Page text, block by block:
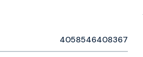
4058546408367